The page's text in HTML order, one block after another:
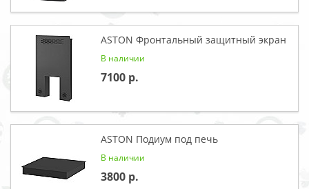
ASTON Фронтальный защитный экран
В наличии
7100
ASTON Подиум под печь
В наличии
3800